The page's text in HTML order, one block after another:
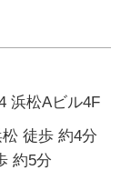
浜松Aビル4F
徒歩 約4分
約5分